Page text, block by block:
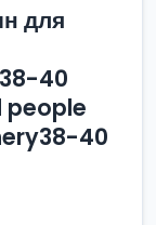
для
40
people
40